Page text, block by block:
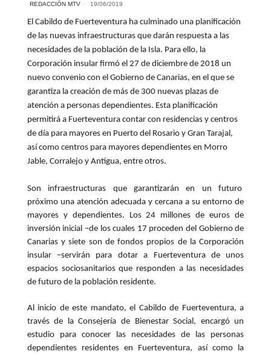
REDACCIÓN MTV 19/06/2019
El Cabildo de Fuerteventura ha culminado una planificación
de las nuevas infraestructuras que darán respuesta a las
necesidades de la población de la Isla. Para ello, la
Corporación insular firmó el 27 de diciembre de 2018 un
nuevo convenio con el Gobierno de Canarias, en el que se
garantiza la creación de más de 300 nuevas plazas de
atención a personas dependientes. Esta planificación
permitirá a Fuerteventura contar con residencias y centros
de día para mayores en Puerto del Rosario y Gran Tarajal,
así como centros para mayores dependientes en Morro
Jable, Corralejo y Antigua, entre otros.
Son infraestructuras que garantizarán en un futuro
próximo una atención adecuada y cercana a su entorno de
mayores y dependientes. Los 24 millones de euros de
inversión inicial –de los cuales 17 proceden del Gobierno de
Canarias y siete son de fondos propios de la Corporación
insular –servirán para dotar a Fuerteventura de unos
espacios sociosanitarios que responden a las necesidades
de futuro de la población residente.
Al inicio de este mandato, el Cabildo de Fuerteventura, a
través de la Consejería de Bienestar Social, encargó un
estudio para conocer las necesidades de las personas
dependientes residentes en Fuerteventura, así como la